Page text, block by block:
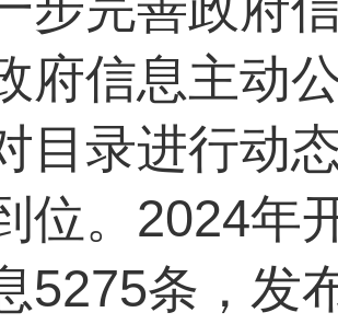
府信息主动
目录进行动
位。2024年
5275条，发